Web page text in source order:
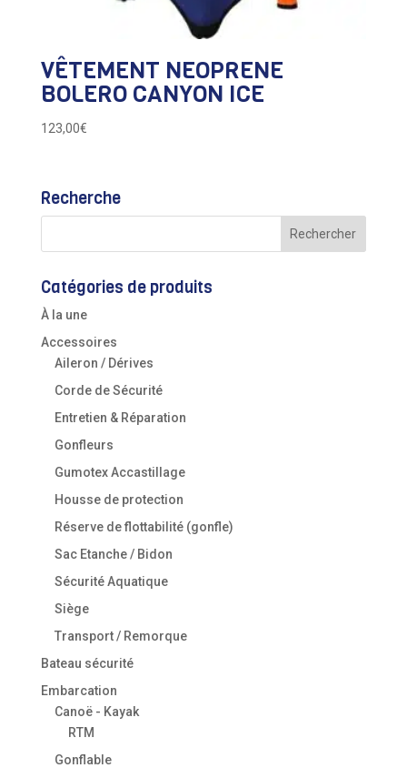
VÊTEMENT NEOPRENE
BOLERO CANYON ICE
123,00€
Recherche
Catégories de produits
À la une
Accessoires
Aileron / Dérives
Corde de Sécurité
Entretien & Réparation
Gonfleurs
Gumotex Accastillage
Housse de protection
Réserve de flottabilité (gonfle)
Sac Etanche / Bidon
Sécurité Aquatique
Siège
Transport / Remorque
Bateau sécurité
Embarcation
Canoë - Kayak
RTM
Gonflable